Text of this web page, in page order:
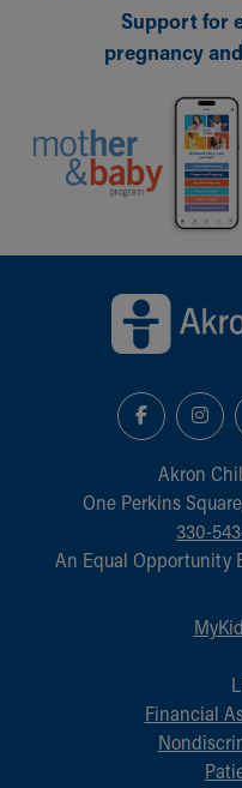
Support for
pregnancy
Akron
One Perkins
330-
An Equal Opportunity
Financial